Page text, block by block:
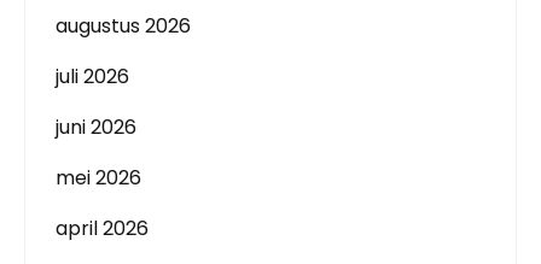
augustus 2026
juli 2026
juni 2026
mei 2026
april 2026